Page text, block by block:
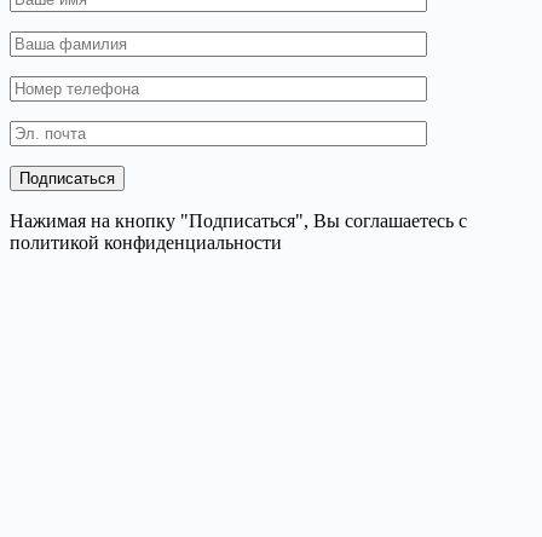
Нажимая на кнопку "Подписаться", Вы соглашаетесь с
политикой конфиденциальности